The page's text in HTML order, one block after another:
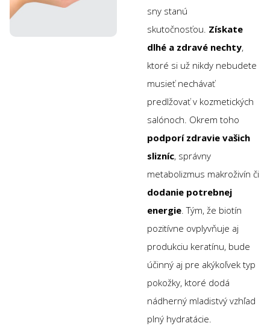
sny stanú
skutočnosťou. Získate
dlhé a zdravé nechty,
ktoré si už nikdy nebudete
musieť nechávať
predlžovať v kozmetických
salónoch. Okrem toho
podporí zdravie vašich
slizníc, správny
metabolizmus makroživín či
dodanie potrebnej
energie . Tým, že biotín
pozitívne ovplyvňuje aj
produkciu keratínu, bude
účinný aj pre akýkoľvek typ
pokožky, ktoré dodá
nádherný mladistvý vzhľad
plný hydratácie.